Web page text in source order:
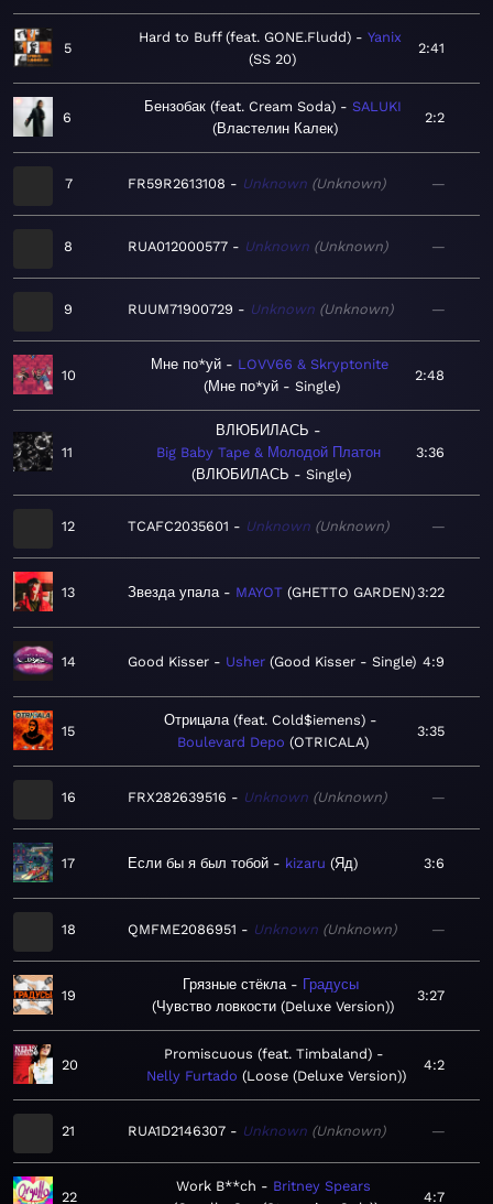
5
Hard to Buff (feat. GONE.Fludd)
Yanix
SS 20
2:41
6
Бензобак (feat. Cream Soda)
SALUKI
Властелин Калек
2:2
7 FR59R2613108 Unknown Unknown —
8 RUA012000577 Unknown Unknown —
9 RUUM71900729 Unknown Unknown —
10
Мне по*уй
LOVV66 & Skryptonite
Мне по*уй - Single
2:48
11
ВЛЮБИЛАСЬ
Big Baby Tape & Молодой Платон
ВЛЮБИЛАСЬ - Single
3:36
12 TCAFC2035601 Unknown Unknown —
13 Звезда упала MAYOT GHETTO GARDEN 3:22
14 Good Kisser Usher Good Kisser - Single 4:9
15
Отрицала (feat. Cold$iemens)
Boulevard Depo OTRICALA
3:35
16 FRX282639516 Unknown Unknown —
17 Если бы я был тобой kizaru Яд 3:6
18 QMFME2086951 Unknown Unknown —
19
Грязные стёкла
Градусы
Чувство ловкости (Deluxe Version)
3:27
20
Promiscuous (feat. Timbaland)
Nelly Furtado Loose (Deluxe Version)
4:2
21 RUA1D2146307 Unknown Unknown —
22
Work B**ch
Britney Spears
4:7